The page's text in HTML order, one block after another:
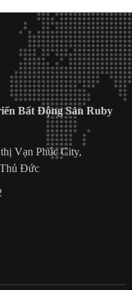
Bất Động Sản Ruby
Vạn Phúc City,
Đức